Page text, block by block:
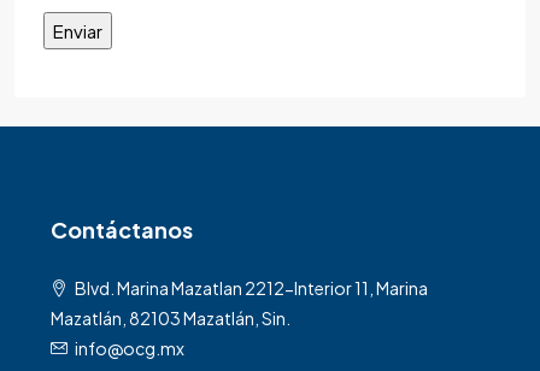
Contáctanos
Blvd. Marina Mazatlan 2212-Interior 11, Marina
Mazatlán, 82103 Mazatlán, Sin.
info@ocg.mx